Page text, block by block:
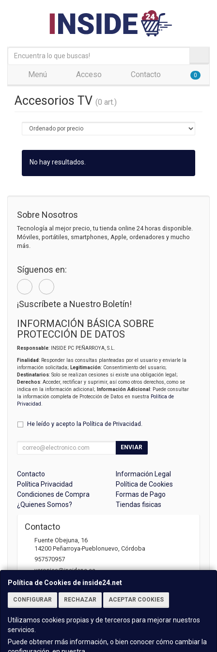
Menú Acceso Contacto 0
Accesorios TV (0 art.)
No hay resultados.
Política de Cookies de inside24.net
CONFIGURAR RECHAZAR ACEPTAR COOKIES
Utilizamos cookies propias y de terceros para mejorar nuestros
servicios.
Puede obtener más información, o bien conocer cómo cambiar la
Sobre Nosotros
Tecnología al mejor precio, tu tienda online 24 horas disponible.
Móviles, portátiles, smartphones, Apple, ordenadores y mucho
más.
Síguenos en:
¡Suscríbete a Nuestro Boletín!
INFORMACIÓN BÁSICA SOBRE
PROTECCIÓN DE DATOS
Responsable: INSIDE PC PEÑARROYA, S.L.
Finalidad: Responder las consultas planteadas por el usuario y enviarle la
información solicitada; Legitimación: Consentimiento del usuario;
Destinatarios: Solo se realizan cesiones si existe una obligación legal;
Derechos: Acceder, rectificar y suprimir, así como otros derechos, como se
indica en la información adicional;
Información Adicional : Puede consultar
la información completa de Protección de Datos en nuestra Política de
Privacidad
He leído y acepto la Política de Privacidad .
ENVIAR
Contacto
Información Legal
Política Privacidad
Política de Cookies
Condiciones de Compra
Formas de Pago
¿Quienes Somos?
Tiendas fisicas
Contacto
Fuente Obejuna, 16
14200 Peñarroya-Pueblonuevo, Córdoba
957570957
veronica@insidepc.es
Horario
Atención telefónica: 09:30 - 13:30 | 17:00 -20:30